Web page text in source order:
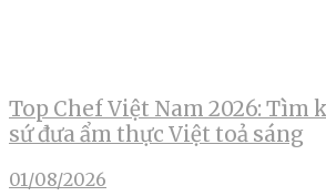
Top Chef Việt Nam 2026: Tìm
sứ đưa ẩm thực Việt toả sáng
01/08/2026